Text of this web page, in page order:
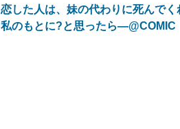
恋した人は、妹の代わりに死んで
私のもとに?と思ったら―@COMIC